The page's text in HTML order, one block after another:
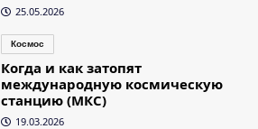
25.05.2026
Космос
Когда и как затопят
международную космическую
станцию (МКС)
19.03.2026